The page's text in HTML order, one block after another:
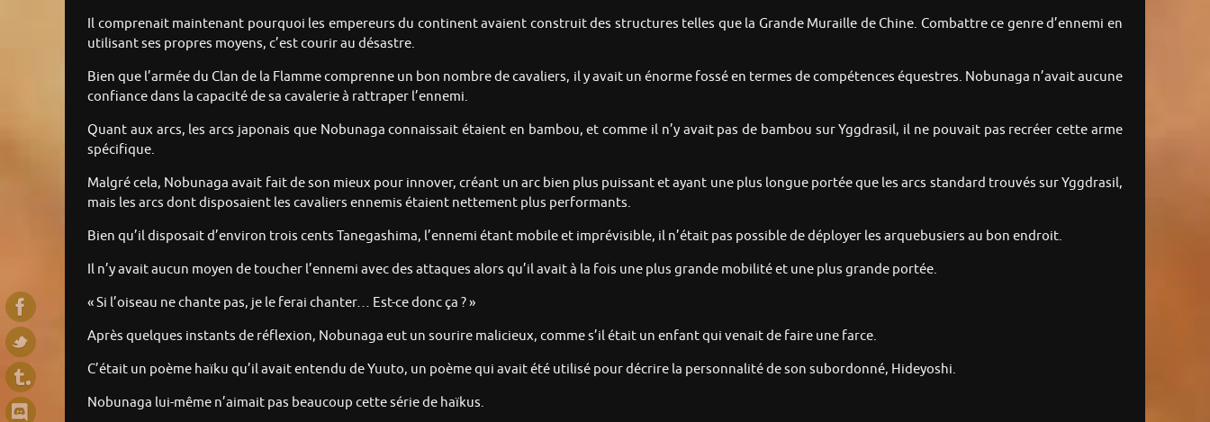
Il comprenait maintenant pourquoi les empereurs du continent avaient construit des structures telles que la Grande Muraille de Chine. Combattre ce genre d’ennemi en
utilisant ses propres moyens, c’est courir au désastre.
Bien que l’armée du Clan de la Flamme comprenne un bon nombre de cavaliers, il y avait un énorme fossé en termes de compétences équestres. Nobunaga n’avait aucune
confiance dans la capacité de sa cavalerie à rattraper l’ennemi.
Quant aux arcs, les arcs japonais que Nobunaga connaissait étaient en bambou, et comme il n’y avait pas de bambou sur Yggdrasil, il ne pouvait pas recréer cette arme
spécifique.
Malgré cela, Nobunaga avait fait de son mieux pour innover, créant un arc bien plus puissant et ayant une plus longue portée que les arcs standard trouvés sur Yggdrasil,
mais les arcs dont disposaient les cavaliers ennemis étaient nettement plus performants.
Bien qu’il disposait d’environ trois cents Tanegashima, l’ennemi étant mobile et imprévisible, il n’était pas possible de déployer les arquebusiers au bon endroit.
Il n’y avait aucun moyen de toucher l’ennemi avec des attaques alors qu’il avait à la fois une plus grande mobilité et une plus grande portée.
« Si l’oiseau ne chante pas, je le ferai chanter… Est-ce donc ça ? »
Après quelques instants de réflexion, Nobunaga eut un sourire malicieux, comme s’il était un enfant qui venait de faire une farce.
C’était un poème haïku qu’il avait entendu de Yuuto, un poème qui avait été utilisé pour décrire la personnalité de son subordonné, Hideyoshi.
Nobunaga lui-même n’aimait pas beaucoup cette série de haïkus.